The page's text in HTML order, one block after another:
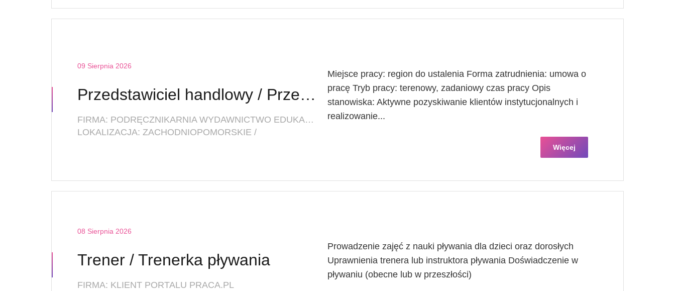
09 Sierpnia 2026
Przedstawiciel handlowy / Przedstawicielka handlowa w branży edukacyjnej
FIRMA: PODRĘCZNIKARNIA WYDAWNICTWO EDUKACYJNE SP. Z O.O.
LOKALIZACJA: ZACHODNIOPOMORSKIE /
Miejsce pracy: region do ustalenia Forma zatrudnienia: umowa o
pracę Tryb pracy: terenowy, zadaniowy czas pracy Opis
stanowiska: Aktywne pozyskiwanie klientów instytucjonalnych i
realizowanie...
Więcej
08 Sierpnia 2026
Trener / Trenerka pływania
FIRMA: KLIENT PORTALU PRACA.PL
Prowadzenie zajęć z nauki pływania dla dzieci oraz dorosłych
Uprawnienia trenera lub instruktora pływania Doświadczenie w
pływaniu (obecne lub w przeszłości)